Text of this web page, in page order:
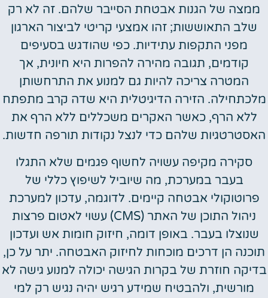
ממצה של הגנות אבטחת הסייבר שלהם. זה לא רק
שלב התאוששות; זהו אמצעי קריטי לביצור הארגון
מפני התקפות עתידיות. כפי שהודגש בסעיפים
קודמים, תגובה מהירה להפרות היא חיונית, אך
המטרה צריכה להיות גם למנוע את התרחשותן
מלכתחילה. הזירה הדיגיטלית היא שדה קרב מתפתח
ללא הרף, כאשר האקרים משכללים ללא הרף את
האסטרטגיות שלהם כדי לנצל נקודות תורפה חדשות.
סקירה מקיפה עשויה לחשוף פגמים שלא התגלו
בעבר במערכת, מה שיוביל לשיפוץ כללי של
פרוטוקולי אבטחה קיימים. לדוגמה, עדכון למערכת
ניהול התוכן של האתר (CMS) עשוי לאטום פרצות
שנוצלו בעבר. באופן דומה, חיזוק חומות אש ועדכון
תוכנה הן דרכים מוכחות לחיזוק האבטחה. יתר על כן,
בדיקה חוזרת של בקרות הגישה יכולה למנוע גישה לא
מורשית, ולהבטיח שמידע רגיש יהיה נגיש רק למי